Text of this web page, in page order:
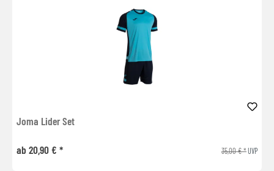
Joma Lider Set
ab 20,90 € * 35,00 € *UVP